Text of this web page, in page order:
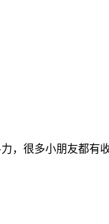
，很多小朋友都有